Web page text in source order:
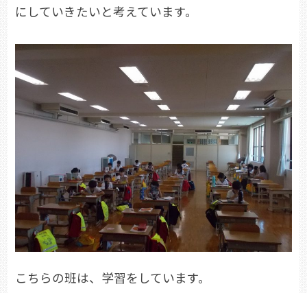
にしていきたいと考えています。
こちらの班は、学習をしています。